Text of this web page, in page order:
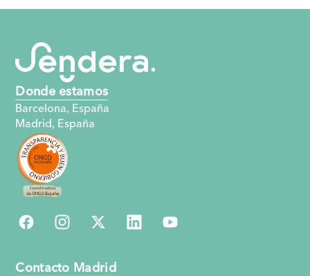
Donde estamos
Barcelona, España
Madrid, España
Contacto Madrid